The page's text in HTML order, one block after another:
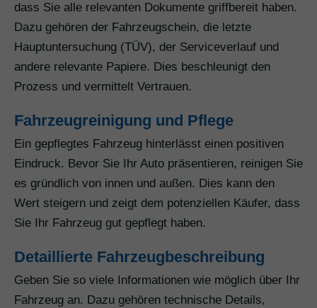
dass Sie alle relevanten Dokumente griffbereit haben.
Dazu gehören der Fahrzeugschein, die letzte
Hauptuntersuchung (TÜV), der Serviceverlauf und
andere relevante Papiere. Dies beschleunigt den
Prozess und vermittelt Vertrauen.
Fahrzeugreinigung und Pflege
Ein gepflegtes Fahrzeug hinterlässt einen positiven
Eindruck. Bevor Sie Ihr Auto präsentieren, reinigen Sie
es gründlich von innen und außen. Dies kann den
Wert steigern und zeigt dem potenziellen Käufer, dass
Sie Ihr Fahrzeug gut gepflegt haben.
Detaillierte Fahrzeugbeschreibung
Geben Sie so viele Informationen wie möglich über Ihr
Fahrzeug an. Dazu gehören technische Details,